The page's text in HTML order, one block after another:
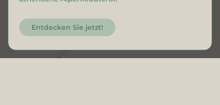
Entdecken Sie jetzt!